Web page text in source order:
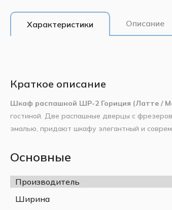
Характеристики Описание
Краткое описание
Шкаф распашной ШР-2 Гориция (Латте /
гостиной. Две распашные дверцы с
эмалью, придают шкафу элегантный и
позволяет комбинировать шкаф с другими
Ширина
Основные
Производитель
Ширина